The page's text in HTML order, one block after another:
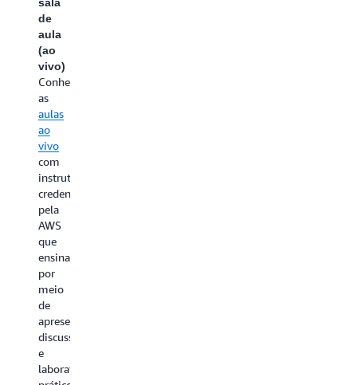
de
aula
(ao
vivo)
Conheça
as
aulas
ao
vivo
com
instrutores
credenciados
pela
AWS
que
ensinam
por
meio
de
apresentações,
discussões
e
laboratórios